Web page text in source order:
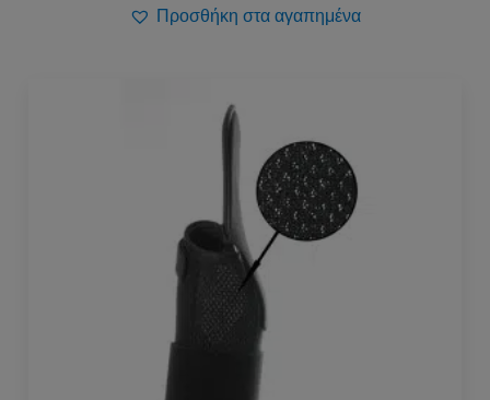
Προσθήκη στα αγαπημένα